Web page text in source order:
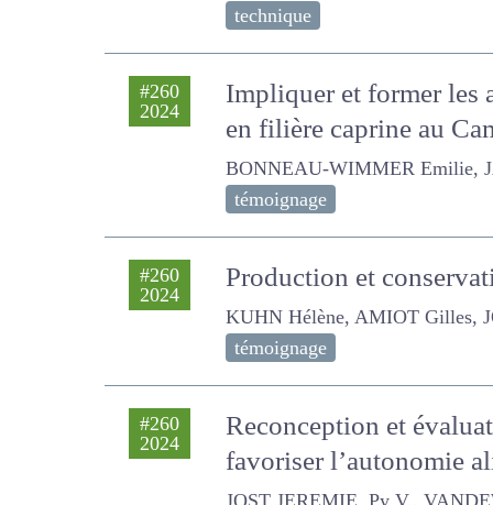
technique
#260
2024
Impliquer et former les
en filière caprine au
BONNEAU-WIMMER Emilie,
témoignage
#260
2024
Production et
Sénégal
KUHN Hélène, AMIOT Gilles, JOST
témoignage
#260
Reconception et
favoriser l’autonomie